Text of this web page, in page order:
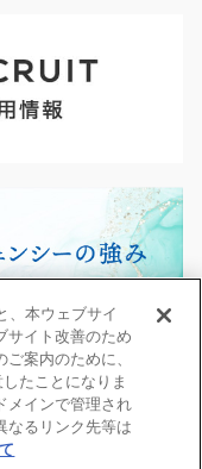
、本ウェブサイ
サイト改善のため
案内のために、
たことになりま
メインで管理され
なるリンク先等は